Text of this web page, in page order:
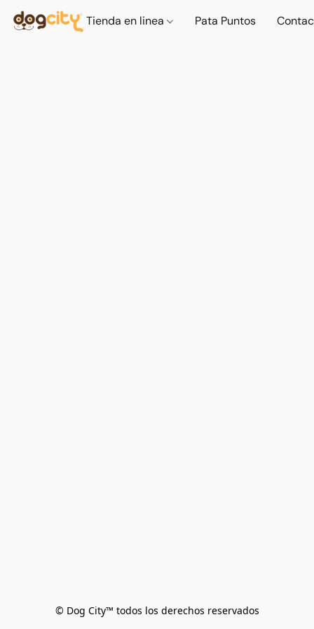
Tienda en linea Pata Puntos
© Dog City™ todos los derechos reservados